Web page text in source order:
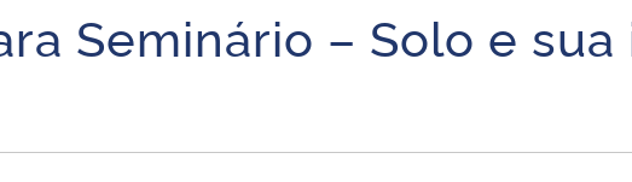
Advocacia-Geral da União Banco Central do Brasil
Seminário – Solo e